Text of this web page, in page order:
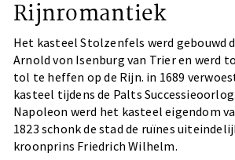
Rijnromantiek
Het kasteel Stolzenfels werd gebouwd
Arnold von Isenburg van Trier en werd
tol te heffen op de Rijn. in 1689
kasteel tijdens de Palts
Napoleon werd het kasteel eigendom
1823 schonk de stad de ruïnes
kroonprins Friedrich Wilhelm.